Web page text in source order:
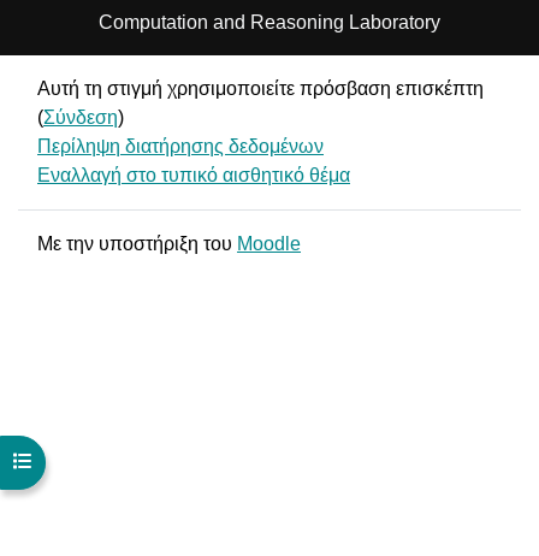
Άνοιγμα ευρετηρίου μαθήματος
Computation and Reasoning Laboratory
Αυτή τη στιγμή χρησιμοποιείτε πρόσβαση επισκέπτη
(Σύνδεση)
Περίληψη διατήρησης δεδομένων
Εναλλαγή στο τυπικό αισθητικό θέμα
Με την υποστήριξη του Moodle